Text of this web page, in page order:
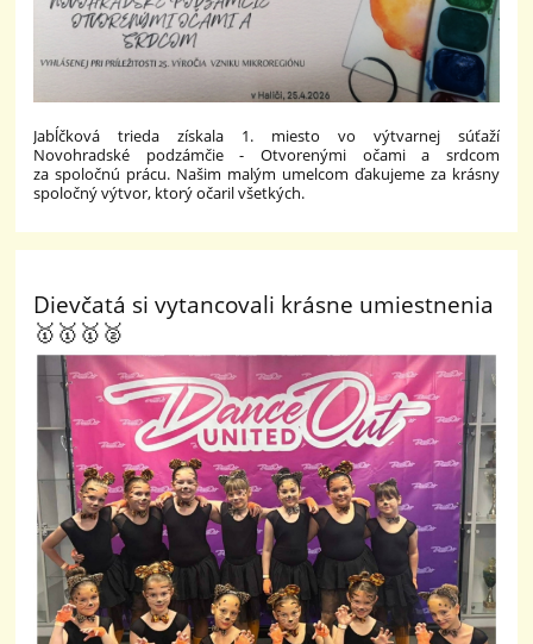
Jabĺčková trieda získala 1. miesto vo výtvarnej súťaží
Novohradské podzámčie - Otvorenými očami a srdcom
za spoločnú prácu. Našim malým umelcom ďakujeme za krásny
spoločný výtvor, ktorý očaril všetkých.
Dievčatá si vytancovali krásne umiestnenia
🥇🥇🥇🥈